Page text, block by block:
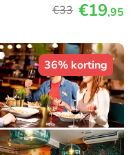
€33 €19,95
36% korting